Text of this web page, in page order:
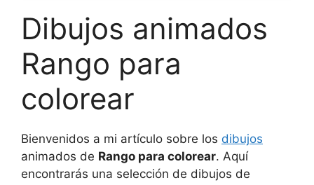
Dibujos animados
Rango para
colorear
Bienvenidos a mi artículo sobre los dibujos
animados de Rango para colorear. Aquí
encontrarás una selección de dibujos de